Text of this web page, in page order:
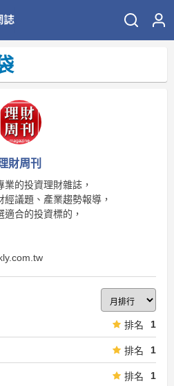
財周刊
的投資理財雜誌，
議題、產業趨勢報導，
合的投資標的，
排名 1
排名 1
排名 1